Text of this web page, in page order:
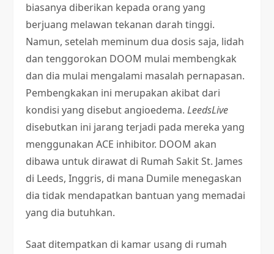
biasanya diberikan kepada orang yang
berjuang melawan tekanan darah tinggi.
Namun, setelah meminum dua dosis saja, lidah
dan tenggorokan DOOM mulai membengkak
dan dia mulai mengalami masalah pernapasan.
Pembengkakan ini merupakan akibat dari
kondisi yang disebut angioedema.LeedsLive
disebutkan ini jarang terjadi pada mereka yang
menggunakan ACE inhibitor. DOOM akan
dibawa untuk dirawat di Rumah Sakit St. James
di Leeds, Inggris, di mana Dumile menegaskan
dia tidak mendapatkan bantuan yang memadai
yang dia butuhkan.
Saat ditempatkan di kamar usang di rumah